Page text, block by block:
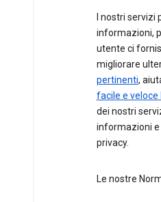
I nostri
informazioni,
utente ci
migliorare
pertinenti,
facile e veloce
dei nostri
informazioni e
privacy.
Le nostre